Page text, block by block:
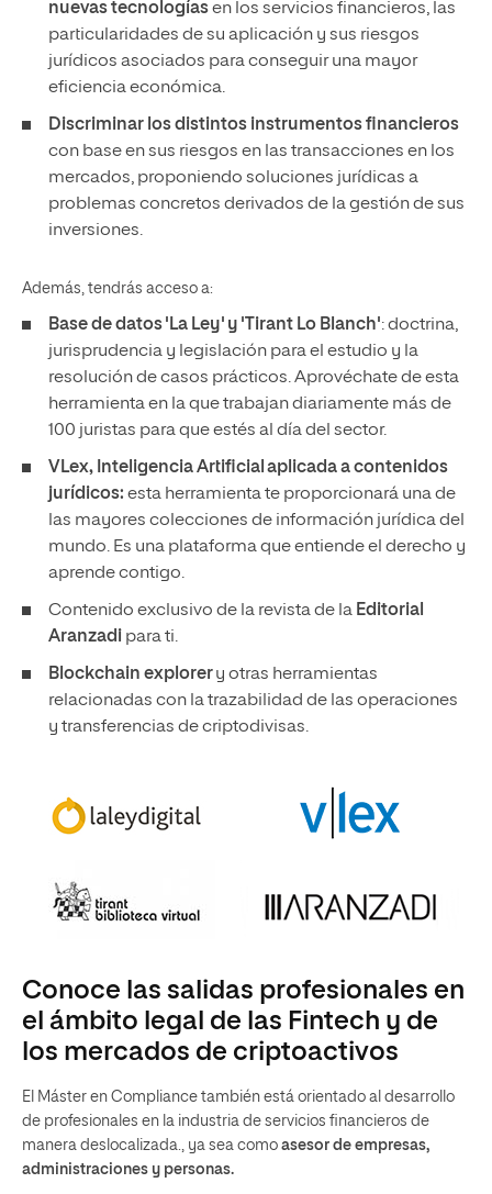
nuevas tecnologíasen los servicios financieros, las
particularidades de su aplicación y sus riesgos
jurídicos asociados para conseguir una mayor
eficiencia económica.
Discriminar los distintos instrumentos financieros
con base en sus riesgos en las transacciones en los
mercados, proponiendo soluciones jurídicas a
problemas concretos derivados de la gestión de sus
inversiones.
Además, tendrás acceso a:
Base de datos 'La Ley' y 'Tirant Lo Blanch': doctrina,
jurisprudencia y legislación para el estudio y la
resolución de casos prácticos. Aprovéchate de esta
herramienta en la que trabajan diariamente más de
100 juristas para que estés al día del sector.
VLex, Inteligencia Artificial aplicada a contenidos
jurídicos: esta herramienta te proporcionará una de
las mayores colecciones de información jurídica del
mundo. Es una plataforma que entiende el derecho y
aprende contigo.
Contenido exclusivo de la revista de la Editorial
Aranzadi para ti.
Blockchain explorery otras herramientas
relacionadas con la trazabilidad de las operaciones
y transferencias de criptodivisas.
Conoce las salidas profesionales en
el ámbito legal de las Fintech y de
los mercados de criptoactivos
El Máster en Compliance también está orientado al desarrollo
de profesionales en la industria de servicios financieros de
manera deslocalizada., ya sea como asesor de empresas,
administraciones y personas.